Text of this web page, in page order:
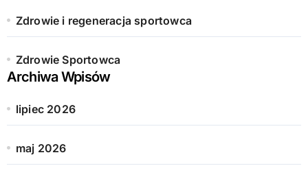
Zdrowie i regeneracja sportowca
Zdrowie Sportowca
Archiwa Wpisów
lipiec 2026
maj 2026